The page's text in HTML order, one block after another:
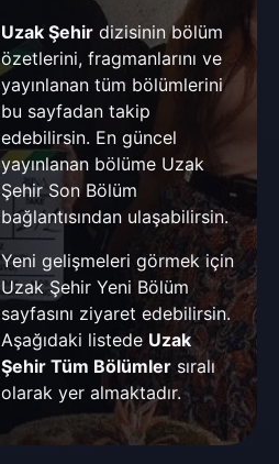
Uzak Şehir dizisinin bölüm
özetlerini, fragmanlarını ve
yayınlanan tüm bölümlerini
bu sayfadan takip
edebilirsin. En güncel
yayınlanan bölüme Uzak
Şehir Son Bölüm
bağlantısından ulaşabilirsin.
Yeni gelişmeleri görmek için
Uzak Şehir Yeni Bölüm
sayfasını ziyaret edebilirsin.
Aşağıdaki listede Uzak
Şehir Tüm Bölümler sıralı
olarak yer almaktadır.